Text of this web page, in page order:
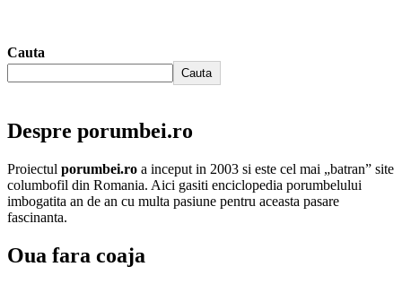
Cauta
Cauta
Despre porumbei.ro
Proiectul porumbei.ro a inceput in 2003 si este cel mai „batran” site
columbofil din Romania. Aici gasiti enciclopedia porumbelului
imbogatita an de an cu multa pasiune pentru aceasta pasare
fascinanta.
Oua fara coaja